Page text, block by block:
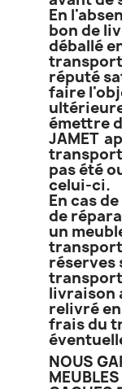
En
bon de
déballé
réputé
faire
émettre
JAMET
pas été
celui-ci.
En cas
de
un
réserves
livraison
relivré
frais du
NOUS